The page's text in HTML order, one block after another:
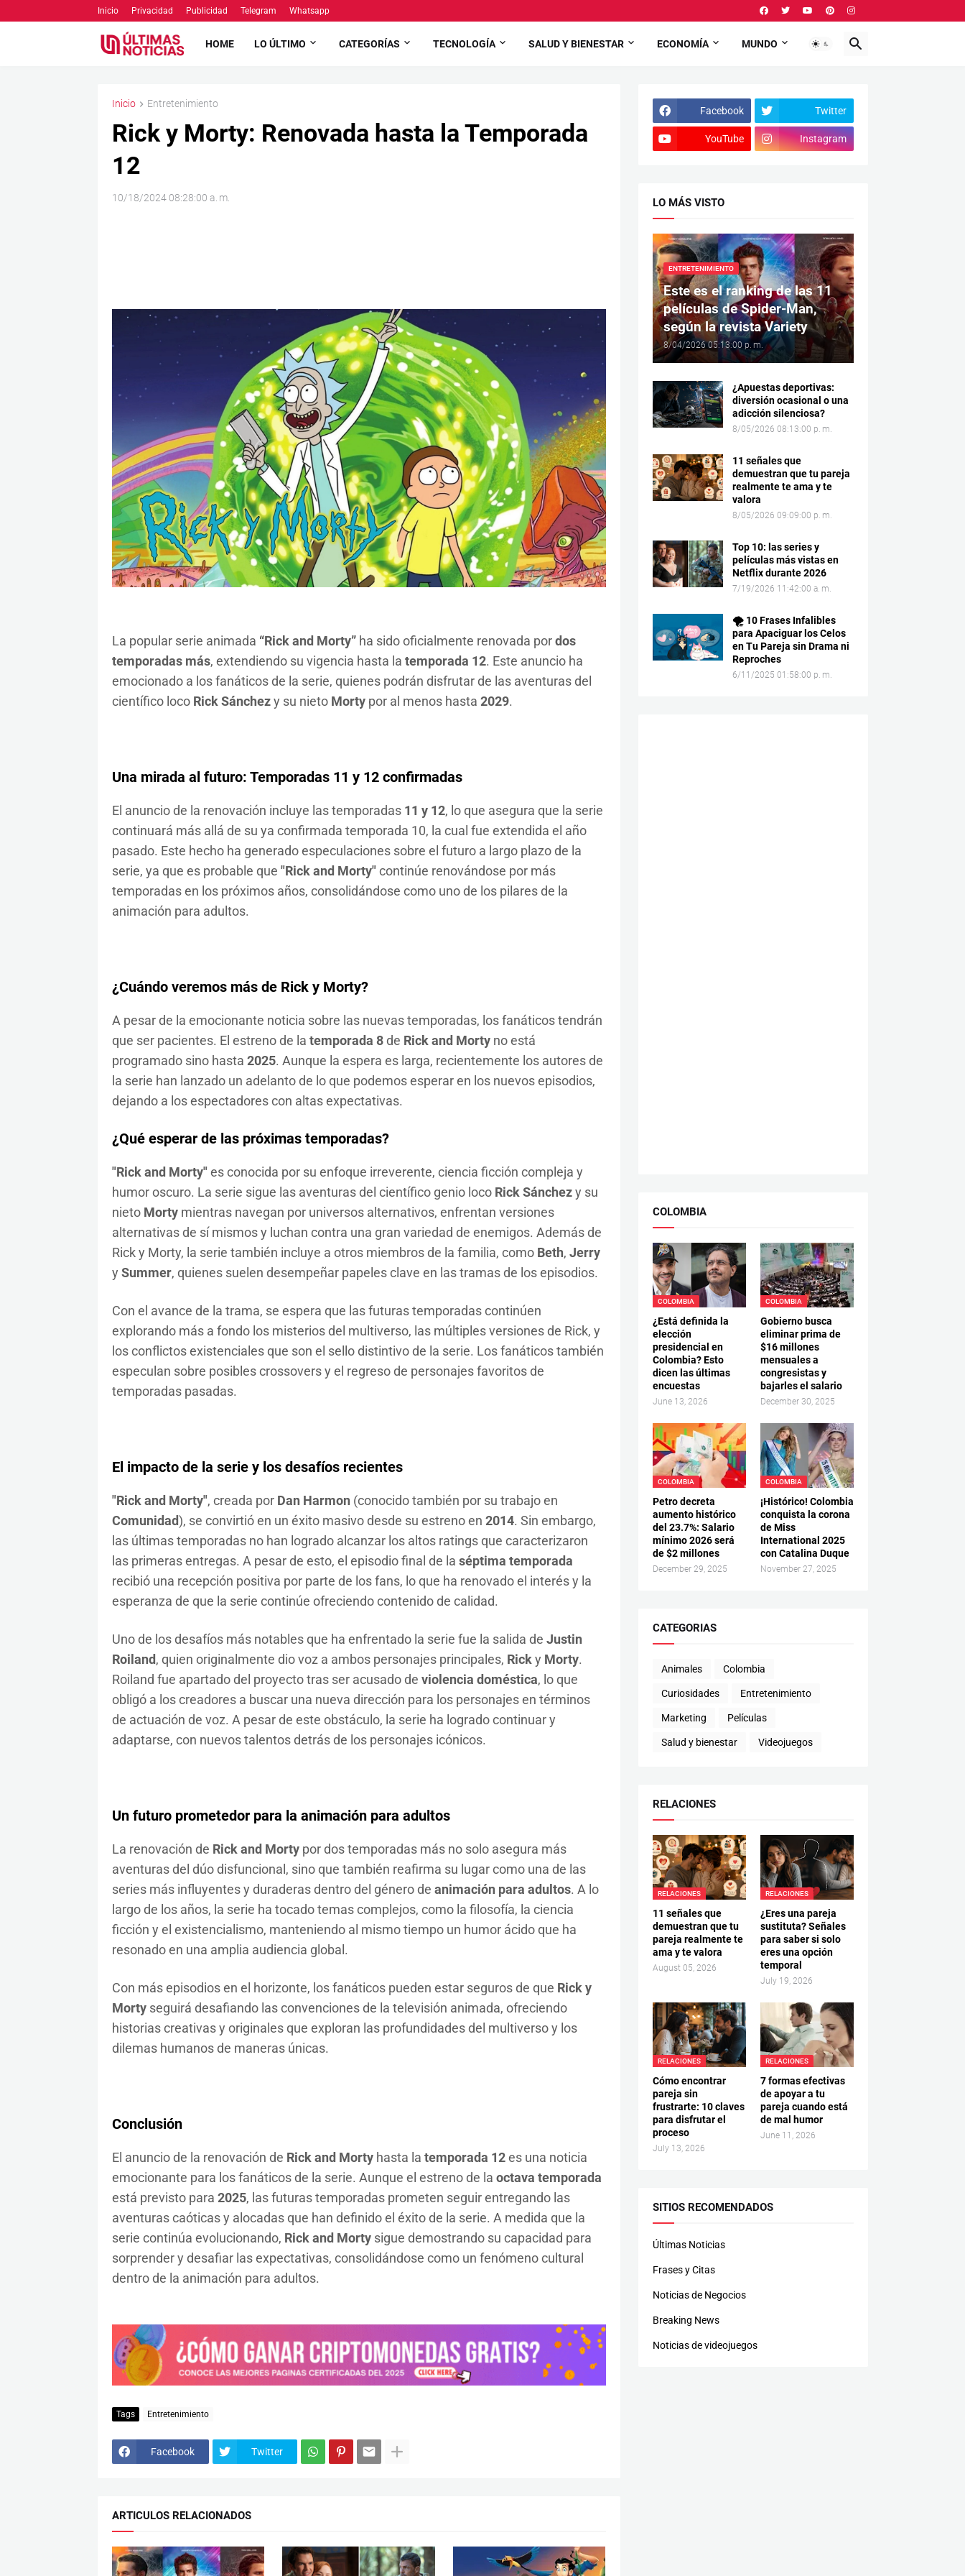
Inicio Privacidad Publicidad Telegram Whatsapp
HOME LO ÚLTIMO CATEGORÍAS TECNOLOGÍA SALUD Y BIENESTAR ECONOMÍA MUNDO
Inicio Entretenimiento
Rick y Morty: Renovada hasta la Temporada
12
10/18/2024 08:28:00 a. m.
La popular serie animada “Rick and Morty”ha sido oficialmente renovada pordos
temporadas más, extendiendo su vigencia hasta la temporada 12. Este anuncio ha
emocionado a los fanáticos de la serie, quienes podrán disfrutar de las aventuras del
científico loco Rick Sánchezy su nieto Mortypor al menos hasta 2029.
Una mirada al futuro: Temporadas 11 y 12 confirmadas
El anuncio de la renovación incluye las temporadas 11 y 12, lo que asegura que la serie
continuará más allá de su ya confirmada temporada 10, la cual fue extendida el año
pasado. Este hecho ha generado especulaciones sobre el futuro a largo plazo de la
serie, ya que es probable que "Rick and Morty"continúe renovándose por más
temporadas en los próximos años, consolidándose como uno de los pilares de la
animación para adultos.
¿Cuándo veremos más de Rick y Morty?
A pesar de la emocionante noticia sobre las nuevas temporadas, los fanáticos tendrán
que ser pacientes. El estreno de la temporada 8de Rick and Mortyno está
programado sino hasta 2025. Aunque la espera es larga, recientemente los autores de
la serie han lanzado un adelanto de lo que podemos esperar en los nuevos episodios,
dejando a los espectadores con altas expectativas.
¿Qué esperar de las próximas temporadas?
"Rick and Morty"es conocida por su enfoque irreverente, ciencia ficción compleja y
humor oscuro. La serie sigue las aventuras del científico genio loco Rick Sánchezy su
nieto Mortymientras navegan por universos alternativos, enfrentan versiones
alternativas de sí mismos y luchan contra una gran variedad de enemigos. Además de
Rick y Morty, la serie también incluye a otros miembros de la familia, como Beth, Jerry
y Summer, quienes suelen desempeñar papeles clave en las tramas de los episodios.
Con el avance de la trama, se espera que las futuras temporadas continúen
explorando más a fondo los misterios del multiverso, las múltiples versiones de Rick, y
los conflictos existenciales que son el sello distintivo de la serie. Los fanáticos también
especulan sobre posibles crossovers y el regreso de personajes favoritos de
temporadas pasadas.
El impacto de la serie y los desafíos recientes
"Rick and Morty", creada por Dan Harmon (conocido también por su trabajo en
Comunidad), se convirtió en un éxito masivo desde su estreno en 2014. Sin embargo,
las últimas temporadas no han logrado alcanzar los altos ratings que caracterizaron
las primeras entregas. A pesar de esto, el episodio final de la séptima temporada
recibió una recepción positiva por parte de los fans, lo que ha renovado el interés y la
esperanza de que la serie continúe ofreciendo contenido de calidad.
Uno de los desafíos más notables que ha enfrentado la serie fue la salida de Justin
Roiland, quien originalmente dio voz a ambos personajes principales, Ricky Morty.
Roiland fue apartado del proyecto tras ser acusado de violencia doméstica, lo que
obligó a los creadores a buscar una nueva dirección para los personajes en términos
de actuación de voz. A pesar de este obstáculo, la serie ha logrado continuar y
adaptarse, con nuevos talentos detrás de los personajes icónicos.
Un futuro prometedor para la animación para adultos
La renovación de Rick and Mortypor dos temporadas más no solo asegura más
aventuras del dúo disfuncional, sino que también reafirma su lugar como una de las
series más influyentes y duraderas dentro del género de animación para adultos. A lo
largo de los años, la serie ha tocado temas complejos, como la filosofía, la ciencia
ficción y el existencialismo, manteniendo al mismo tiempo un humor ácido que ha
resonado en una amplia audiencia global.
Con más episodios en el horizonte, los fanáticos pueden estar seguros de que Rick y
Mortyseguirá desafiando las convenciones de la televisión animada, ofreciendo
historias creativas y originales que exploran las profundidades del multiverso y los
dilemas humanos de maneras únicas.
Conclusión
El anuncio de la renovación de Rick and Mortyhasta la temporada 12es una noticia
emocionante para los fanáticos de la serie. Aunque el estreno de la octava temporada
está previsto para 2025, las futuras temporadas prometen seguir entregando las
aventuras caóticas y alocadas que han definido el éxito de la serie. A medida que la
serie continúa evolucionando, Rick and Mortysigue demostrando su capacidad para
sorprender y desafiar las expectativas, consolidándose como un fenómeno cultural
dentro de la animación para adultos.
Tags Entretenimiento
Facebook Twitter
ARTICULOS RELACIONADOS
Facebook Twitter
YouTube Instagram
LO MÁS VISTO
ENTRETENIMIENTO
Este es el ranking de las 11
películas de Spider-Man,
según la revista Variety
8/04/2026 05:13:00 p. m.
¿Apuestas deportivas:
diversión ocasional o una
adicción silenciosa?
8/05/2026 08:13:00 p. m.
11 señales que
demuestran que tu pareja
realmente te ama y te
valora
8/05/2026 09:09:00 p. m.
Top 10: las series y
películas más vistas en
Netflix durante 2026
7/19/2026 11:42:00 a. m.
🌪️ 10 Frases Infalibles
para Apaciguar los Celos
en Tu Pareja sin Drama ni
Reproches
6/11/2025 01:58:00 p. m.
COLOMBIA
COLOMBIA
¿Está definida la
elección
presidencial en
Colombia? Esto
dicen las últimas
encuestas
June 13, 2026
COLOMBIA
Gobierno busca
eliminar prima de
$16 millones
mensuales a
congresistas y
bajarles el salario
December 30, 2025
COLOMBIA
Petro decreta
aumento histórico
del 23.7%: Salario
mínimo 2026 será
de $2 millones
December 29, 2025
COLOMBIA
¡Histórico! Colombia
conquista la corona
de Miss
International 2025
con Catalina Duque
November 27, 2025
CATEGORIAS
Animales Colombia
Curiosidades Entretenimiento
Marketing Películas
Salud y bienestar Videojuegos
RELACIONES
RELACIONES
11 señales que
demuestran que tu
pareja realmente te
ama y te valora
August 05, 2026
RELACIONES
¿Eres una pareja
sustituta? Señales
para saber si solo
eres una opción
temporal
July 19, 2026
RELACIONES
Cómo encontrar
pareja sin
frustrarte: 10 claves
para disfrutar el
proceso
July 13, 2026
RELACIONES
7 formas efectivas
de apoyar a tu
pareja cuando está
de mal humor
June 11, 2026
SITIOS RECOMENDADOS
Últimas Noticias
Frases y Citas
Noticias de Negocios
Breaking News
Noticias de videojuegos